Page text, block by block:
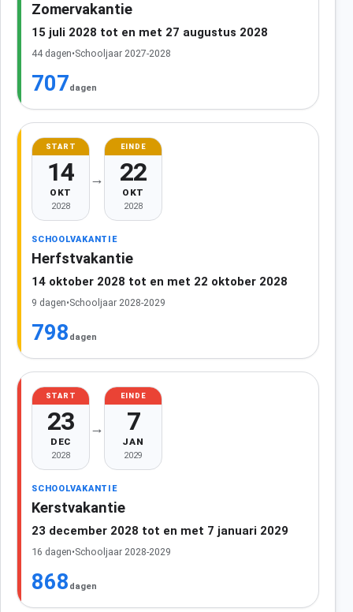
Zomervakantie
15 juli 2028 tot en met 27 augustus 2028
44 dagen•Schooljaar 2027-2028
707dagen
START
14
OKT
2028
→
EINDE
22
OKT
2028
SCHOOLVAKANTIE
Herfstvakantie
14 oktober 2028 tot en met 22 oktober 2028
9 dagen•Schooljaar 2028-2029
798 dagen
START
23
DEC
2028
→
EINDE
7
JAN
2029
SCHOOLVAKANTIE
Kerstvakantie
23 december 2028 tot en met 7 januari 2029
16 dagen•Schooljaar 2028-2029
868 dagen